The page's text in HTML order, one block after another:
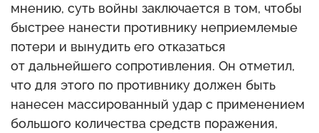
мнению, суть войны заключается в том, чтобы
быстрее нанести противнику неприемлемые
потери и вынудить его отказаться
от дальнейшего сопротивления. Он отметил,
что для этого по противнику должен быть
нанесен массированный удар с применением
большого количества средств поражения,